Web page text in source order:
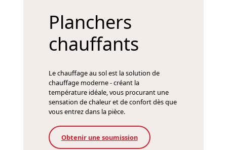
Planchers
chauffants
Le chauffage au sol est la solution de
chauffage moderne - créant la
température idéale, vous procurant une
sensation de chaleur et de confort dès que
vous entrez dans la pièce.
Obtenir une soumission